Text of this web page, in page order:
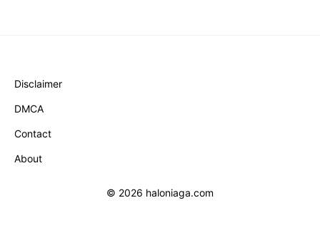
Disclaimer
DMCA
Contact
About
© 2026 haloniaga.com